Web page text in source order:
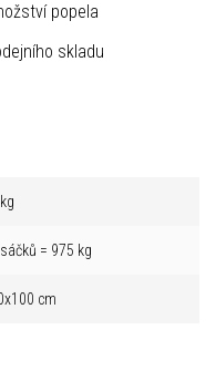
popela
skladu
= 975 kg
cm